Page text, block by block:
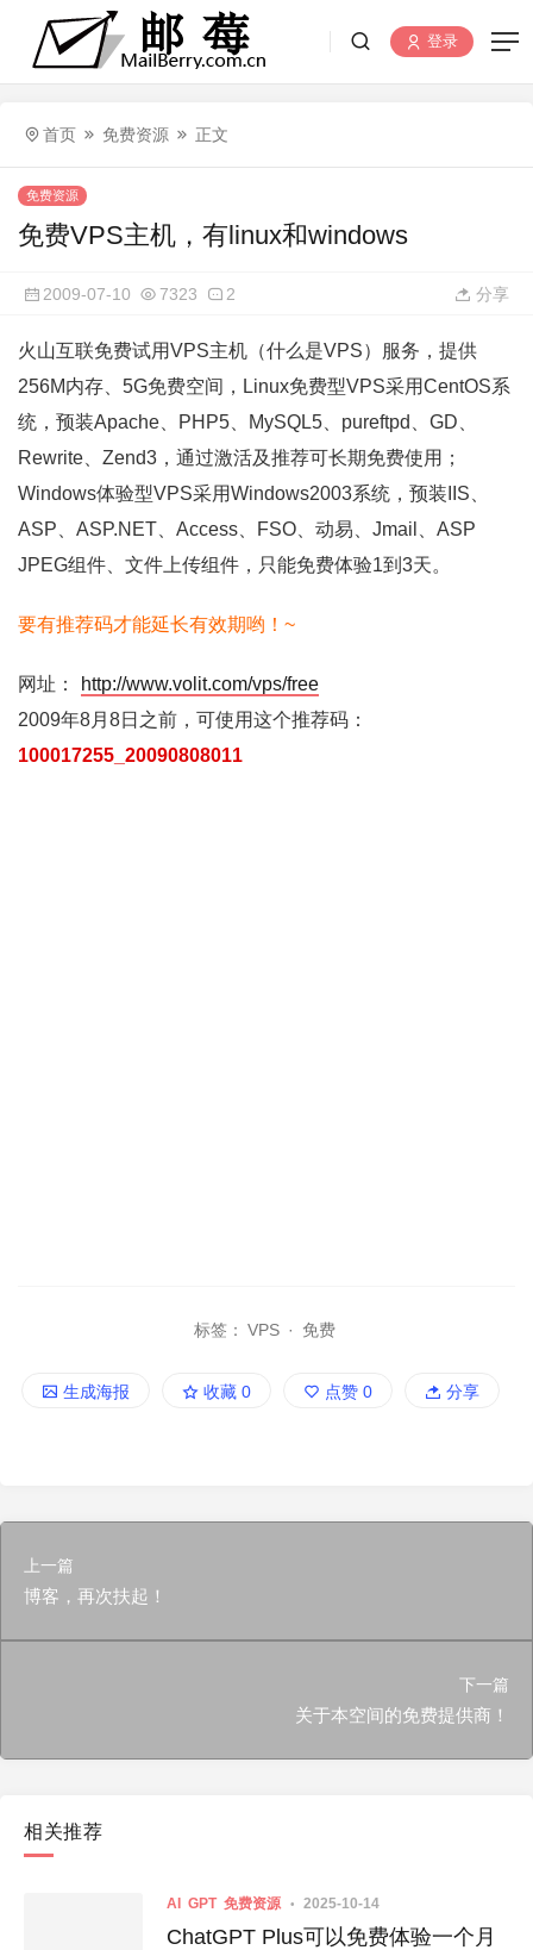
登录
首页 免费资源 正文
免费资源
免费VPS主机，有linux和windows
2009-07-10 7323 2 分享
火山互联免费试用VPS主机（什么是VPS）服务，提供
256M内存、5G免费空间，Linux免费型VPS采用CentOS系
统，预装Apache、PHP5、MySQL5、pureftpd、GD、
Rewrite、Zend3，通过激活及推荐可长期免费使用；
Windows体验型VPS采用Windows2003系统，预装IIS、
ASP、ASP.NET、Access、FSO、动易、Jmail、ASP
JPEG组件、文件上传组件，只能免费体验1到3天。
要有推荐码才能延长有效期哟！~
网址：
http://www.volit.com/vps/free
2009年8月8日之前，可使用这个推荐码：
100017255_20090808011
标签： VPS · 免费
生成海报 收藏 0 点赞 0 分享
上一篇
博客，再次扶起！
下一篇
关于本空间的免费提供商！
相关推荐
AI GPT 免费资源 2025-10-14
ChatGPT Plus可以免费体验一个月